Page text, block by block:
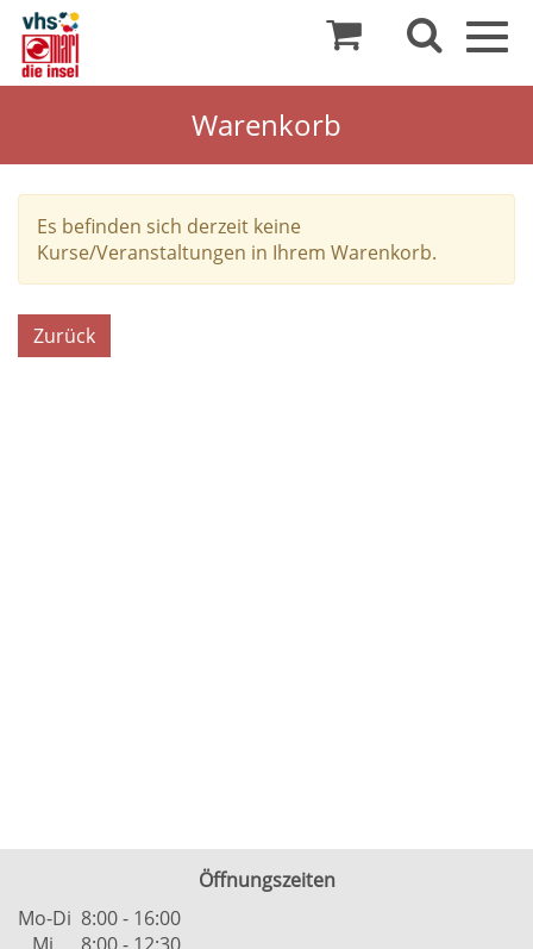
Warenkorb
Es befinden sich derzeit keine
Kurse/Veranstaltungen in Ihrem Warenkorb.
Zurück
Öffnungszeiten
Mo-Di 8:00 - 16:00